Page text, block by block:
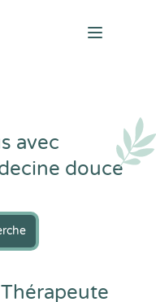
Open
avec
douce